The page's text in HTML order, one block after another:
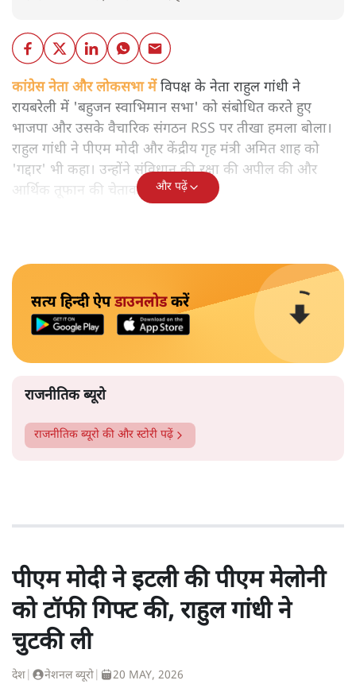
कांग्रेस नेता और लोकसभा मेंविपक्ष के नेता राहुल गांधी ने
रायबरेली में 'बहुजन स्वाभिमान सभा' को संबोधित करते हुए
भाजपा और उसके वैचारिक संगठन RSS पर तीखा हमला बोला।
राहुल गांधी ने पीएम मोदी और केंद्रीय गृह मंत्री अमित शाह को
'गद्दार' भी कहा। उन्होंने संविधान की रक्षा की अपील की और
आर्थिक तूफान की चेतावनी दी।और पढ़ें
सत्य हिन्दी ऐपडाउनलोडकरें
राजनीतिक ब्यूरो
राजनीतिक ब्यूरो की और स्टोरी पढ़ें
पीएम मोदी ने इटली की पीएम मेलोनी
को टॉफी गिफ्ट की, राहुल गांधी ने
चुटकी ली
देश नेशनल ब्यूरो 20 MAY, 2026